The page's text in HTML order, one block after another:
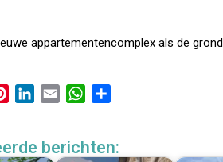
appartementencomplex als de
t
k
i
W
t
e
berichten: